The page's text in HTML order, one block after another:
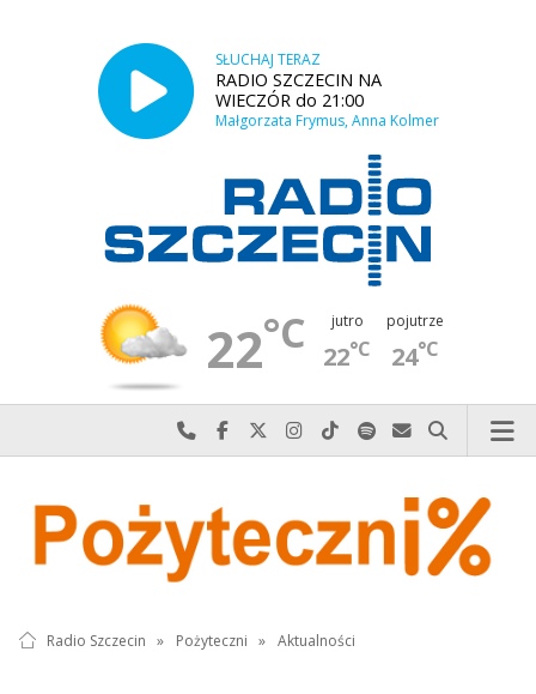
SŁUCHAJ TERAZ
RADIO SZCZECIN NA
WIECZÓR do 21:00
Małgorzata Frymus, Anna Kolmer
22°C jutro
22°C
pojutrze
24°C
Najlepiej po prostu do nas zadzwoń
Odwiedź nas na Facebook-u
Odwiedź nas na X
Odwiedź nas na Instagram-ie
Odwiedź nas na TikTok-u
Szukaj nas na Spotify
Wyślij do nas
Szukaj
Radio Szczecin » Pożyteczni » Aktualności